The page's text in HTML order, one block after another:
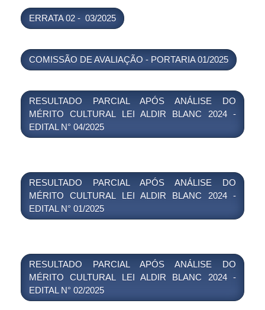
ERRATA 02 - 03/2025
COMISSÃO DE AVALIAÇÃO - PORTARIA 01/2025
RESULTADO PARCIAL APÓS ANÁLISE DO
MÉRITO CULTURAL LEI ALDIR BLANC 2024 -
EDITAL N° 04/2025
RESULTADO PARCIAL APÓS ANÁLISE DO
MÉRITO CULTURAL LEI ALDIR BLANC 2024 -
EDITAL N° 01/2025
RESULTADO PARCIAL APÓS ANÁLISE DO
MÉRITO CULTURAL LEI ALDIR BLANC 2024 -
EDITAL N° 02/2025